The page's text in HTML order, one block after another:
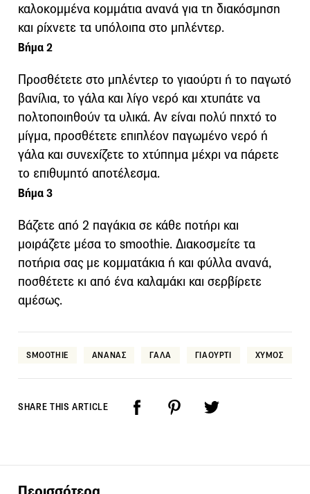
καλοκομμένα κομμάτια ανανά για τη διακόσμηση
και ρίχνετε τα υπόλοιπα στο μπλέντερ.
Βήμα 2
Προσθέτετε στο μπλέντερ το γιαούρτι ή το παγωτό
βανίλια, το γάλα και λίγο νερό και χτυπάτε να
πολτοποιηθούν τα υλικά. Αν είναι πολύ πηχτό το
μίγμα, προσθέτετε επιπλέον παγωμένο νερό ή
γάλα και συνεχίζετε το χτύπημα μέχρι να πάρετε
το επιθυμητό αποτέλεσμα.
Βήμα 3
Βάζετε από 2 παγάκια σε κάθε ποτήρι και
μοιράζετε μέσα το smoothie. Διακοσμείτε τα
ποτήρια σας με κομματάκια ή και φύλλα ανανά,
ποσθέτετε κι από ένα καλαμάκι και σερβίρετε
αμέσως.
SMOOTHIE ΑΝΑΝΑΣ ΓΑΛΑ ΓΙΑΟΥΡΤΙ ΧΥΜΟΣ
SHARE THIS ARTICLE